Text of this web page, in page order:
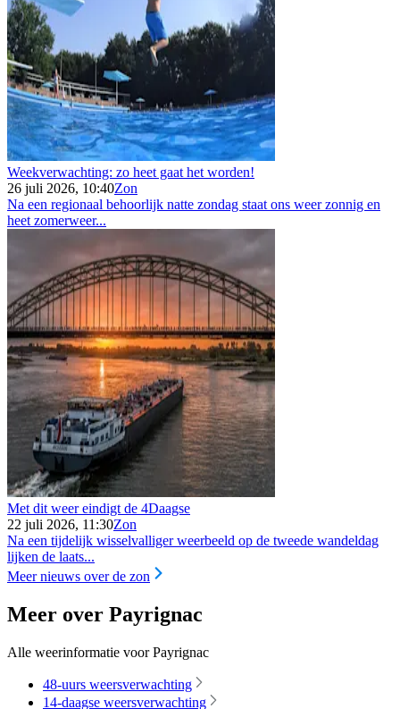
Weekverwachting: zo heet gaat het worden!
26 juli 2026, 10:40Zon
Na een regionaal behoorlijk natte zondag staat ons weer zonnig en
heet zomerweer...
Met dit weer eindigt de 4Daagse
22 juli 2026, 11:30Zon
Na een tijdelijk wisselvalliger weerbeeld op de tweede wandeldag
lijken de laats...
Meer nieuws over de zon
Meer over Payrignac
Alle weerinformatie voor Payrignac
48-uurs weersverwachting
14-daagse weersverwachting